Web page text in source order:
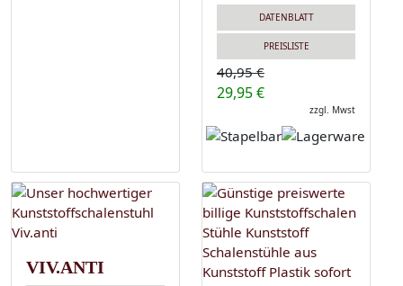
DATENBLATT
PREISLISTE
40,95 €
29,95 €
zzgl. Mwst
VIV.ANTI